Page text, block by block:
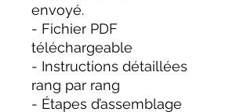
envoyé.
- Fichier PDF
téléchargeable
- Instructions détaillées
rang par rang
- Étapes d’assemblage